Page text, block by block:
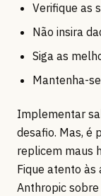
Verifique as
Não insira
Siga as
Mantenha-
Implementar
desafio. Mas, é
replicem maus
Fique atento às
Anthropic